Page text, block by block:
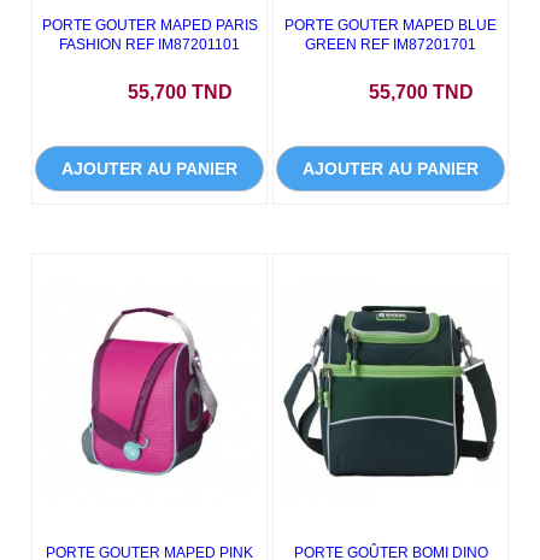
PORTE GOUTER MAPED PARIS
FASHION REF IM87201101
55,700 TND
AJOUTER AU PANIER
PORTE GOUTER MAPED BLUE
GREEN REF IM87201701
55,700 TND
AJOUTER AU PANIER
PORTE GOUTER MAPED PINK
PORTE GOÛTER BOMI DINO